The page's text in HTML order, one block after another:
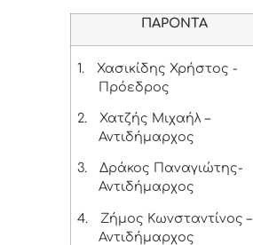
ΠΑΡΟΝΤΑ
1.
Χασικίδης Χρήστος -
Πρόεδρος
2.
Χατζής Μιχαήλ –
Αντιδήμαρχος
3.
Δράκος Παναγιώτης-
Αντιδήμαρχος
4.
Ζήμος Κωνσταντίνος –
Αντιδήμαρχος